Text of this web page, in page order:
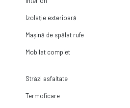
Izolație exterioară
Mașină de spălat rufe
Mobilat complet
Străzi asfaltate
Termoficare